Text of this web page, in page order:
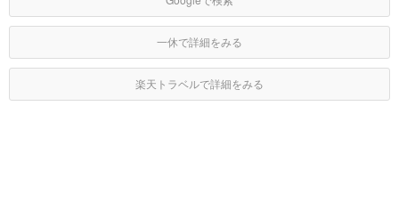
一休で詳細をみる
楽天トラベルで詳細をみる